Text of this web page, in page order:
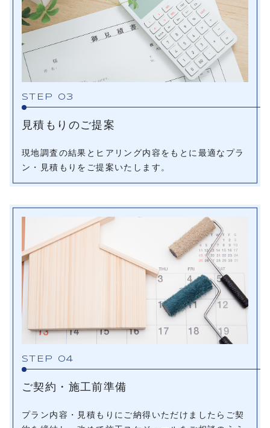
STEP 03
見積もりのご提案
現地調査の結果とヒアリング内容をもとに最適なプラ
ン・見積もりをご提案いたします。
STEP 04
ご契約・施工前準備
プラン内容・見積もりにご納得いただけましたらご契